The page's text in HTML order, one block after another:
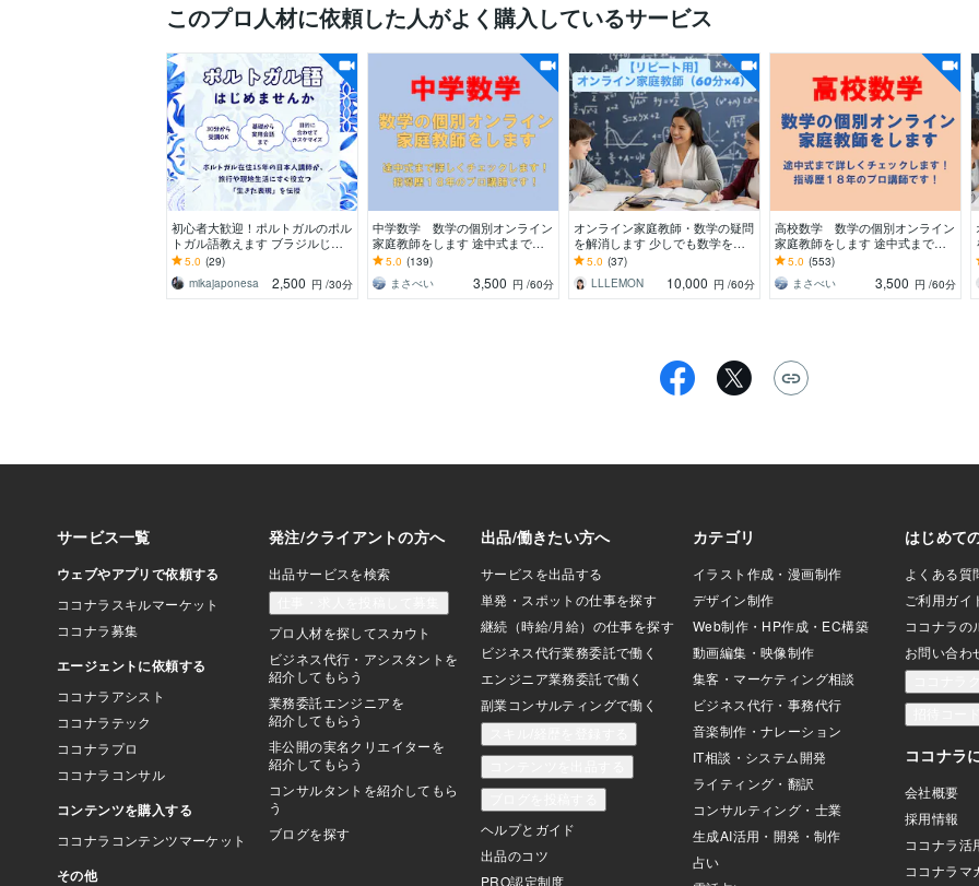
このプロ人材に依頼した人がよく購入しているサービス
初心者大歓迎！ポルトガルのポル
トガル語教えます ブラジルじゃ
なくて、ポルトガルのポルトガル
語に興味のある方
5.0 (29)
mikajaponesa
2,500 円 /30分
中学数学 数学の個別オンライン
家庭教師をします 途中式まで詳
しくチェックします！指導歴18年
のプロ講師です！
5.0 (139)
まさべい
3,500 円 /60分
オンライン家庭教師・数学の疑問
を解消します 少しでも数学を好
きになってもらえるよう全力でサ
ポートします！
5.0 (37)
LLLEMON
10,000 円 /60分
高校数学 数学の個別オンライン
家庭教師をします 途中式まで詳
しくチェックします！指導歴18年
のプロ講師です！
5.0 (553)
まさべい
3,500 円 /60分